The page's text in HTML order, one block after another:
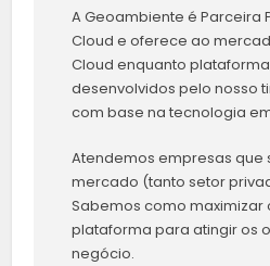
A Geoambiente é Parceira
Cloud e oferece ao
Cloud enquanto
desenvolvidos pelo nosso
com base na tecnologia
Atendemos empresas que
mercado (tanto setor
Sabemos como maximizar
plataforma para atingir os
negócio.